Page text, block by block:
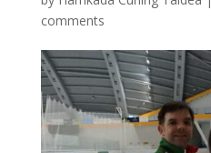
comments